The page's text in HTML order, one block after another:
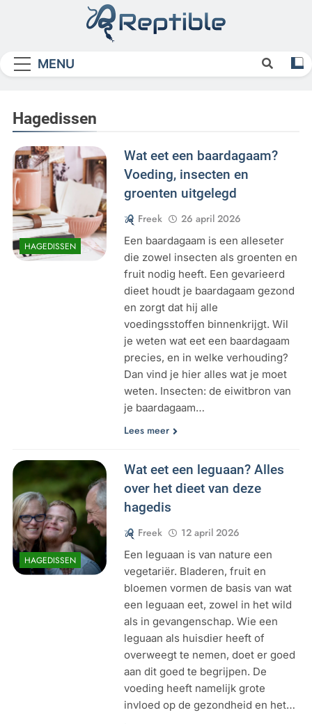
MENU
Hagedissen
HAGEDISSEN
Wat eet een baardagaam?
Voeding, insecten en
groenten uitgelegd
Freek 26 april 2026
Een baardagaam is een alleseter
die zowel insecten als groenten en
fruit nodig heeft. Een gevarieerd
dieet houdt je baardagaam gezond
en zorgt dat hij alle
voedingsstoffen binnenkrijgt. Wil
je weten wat eet een baardagaam
precies, en in welke verhouding?
Dan vind je hier alles wat je moet
weten. Insecten: de eiwitbron van
je baardagaam…
Lees meer
HAGEDISSEN
Wat eet een leguaan? Alles
over het dieet van deze
hagedis
Freek 12 april 2026
Een leguaan is van nature een
vegetariër. Bladeren, fruit en
bloemen vormen de basis van wat
een leguaan eet, zowel in het wild
als in gevangenschap. Wie een
leguaan als huisdier heeft of
overweegt te nemen, doet er goed
aan dit goed te begrijpen. De
voeding heeft namelijk grote
invloed op de gezondheid en het…